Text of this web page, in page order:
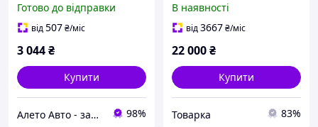
1T0419091ACE74
Готово до відправки
від507₴/міс
3 044₴
Купити
Алето Авто - запчастини на авто зі США 98%
Volkswagen Р-лайн
В наявності
від3667₴/міс
22 000₴
Купити
Товарка 83%